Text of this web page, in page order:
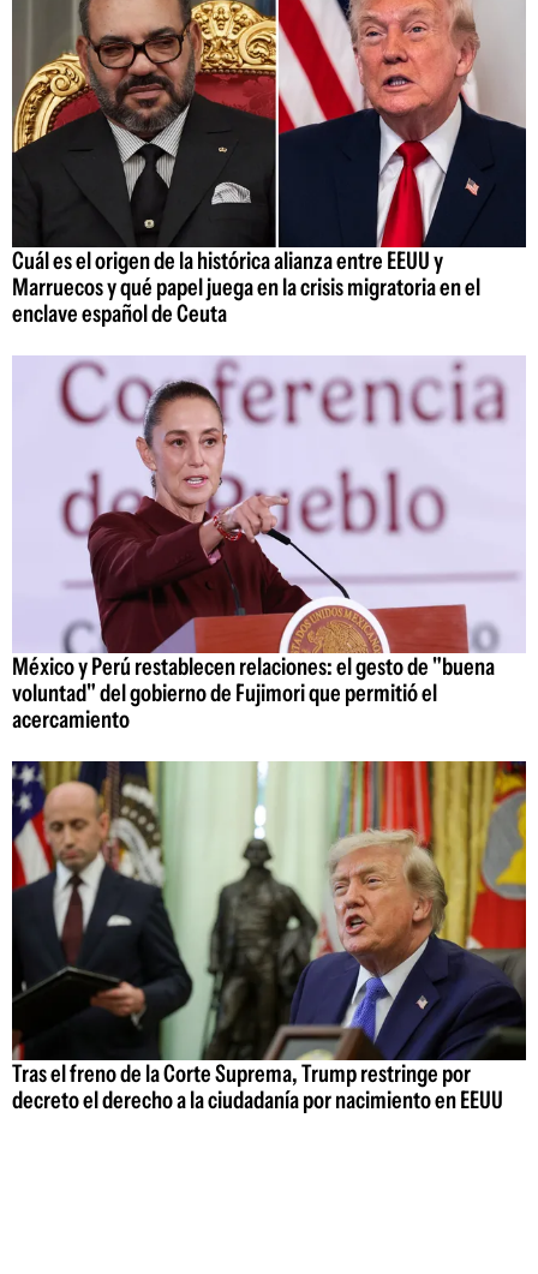
Cuál es el origen de la histórica alianza entre EEUU y
Marruecos y qué papel juega en la crisis migratoria en el
enclave español de Ceuta
México y Perú restablecen relaciones: el gesto de "buena
voluntad" del gobierno de Fujimori que permitió el
acercamiento
Tras el freno de la Corte Suprema, Trump restringe por
decreto el derecho a la ciudadanía por nacimiento en EEUU